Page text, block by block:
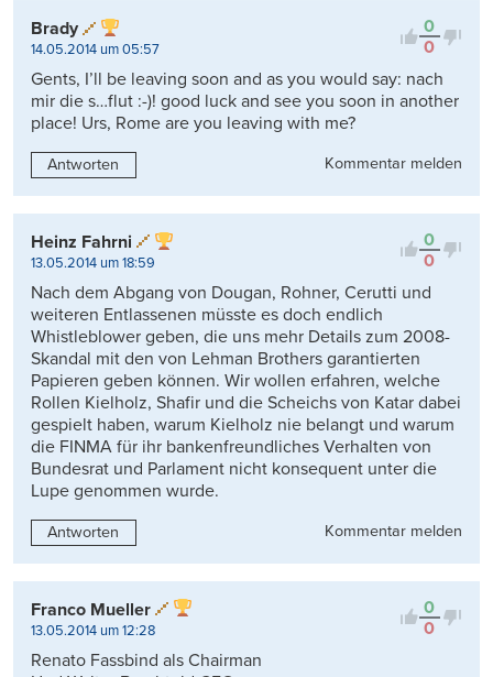
0
0
Brady
14.05.2014 um 05:57
Gents, I’ll be leaving soon and as you would say: nach
mir die s…flut :-)! good luck and see you soon in another
place! Urs, Rome are you leaving with me?
Antworten Kommentar melden
0
0
Heinz Fahrni
13.05.2014 um 18:59
Nach dem Abgang von Dougan, Rohner, Cerutti und
weiteren Entlassenen müsste es doch endlich
Whistleblower geben, die uns mehr Details zum 2008-
Skandal mit den von Lehman Brothers garantierten
Papieren geben können. Wir wollen erfahren, welche
Rollen Kielholz, Shafir und die Scheichs von Katar dabei
gespielt haben, warum Kielholz nie belangt und warum
die FINMA für ihr bankenfreundliches Verhalten von
Bundesrat und Parlament nicht konsequent unter die
Lupe genommen wurde.
Antworten Kommentar melden
0
0
Franco Mueller
13.05.2014 um 12:28
Renato Fassbind als Chairman